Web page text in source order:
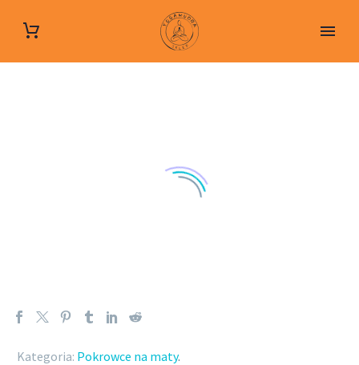
Kategoria: Pokrowce na maty.